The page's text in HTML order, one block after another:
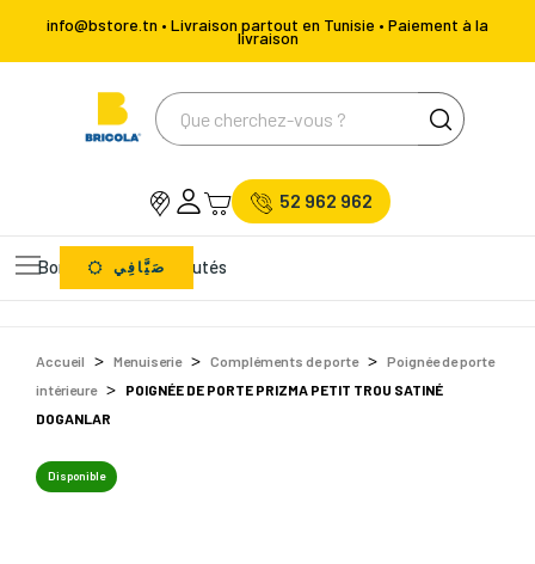
info@bstore.tn • Livraison partout en Tunisie • Paiement à la
livraison
52 962 962
Bons Plans Nouveautés
صَيَّافِي
Accueil Menuiserie Compléments de porte
Poignée de porte
intérieure
POIGNÉE DE PORTE PRIZMA PETIT TROU SATINÉ
DOGANLAR
Disponible